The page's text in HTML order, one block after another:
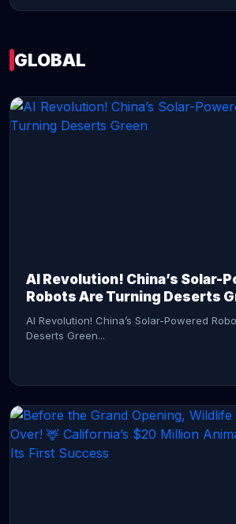
GLOBAL
AI Revolution! China’s Solar-
Robots Are Turning Deserts
AI Revolution! China’s Solar-Powered
Deserts Green...